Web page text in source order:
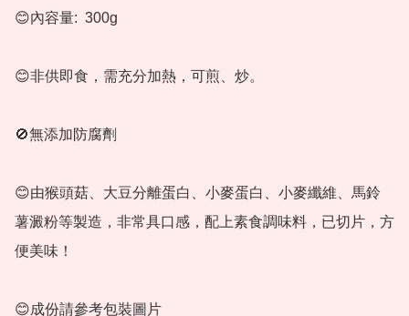
😊內容量:  300g
😊非供即食，需充分加熱，可煎、炒。
🚫無添加防腐劑
😊由猴頭菇、大豆分離蛋白、小麥蛋白、小麥纖維、馬鈴
薯澱粉等製造，非常具口感，配上素食調味料，已切片，方
便美味！
😊成份請參考包裝圖片